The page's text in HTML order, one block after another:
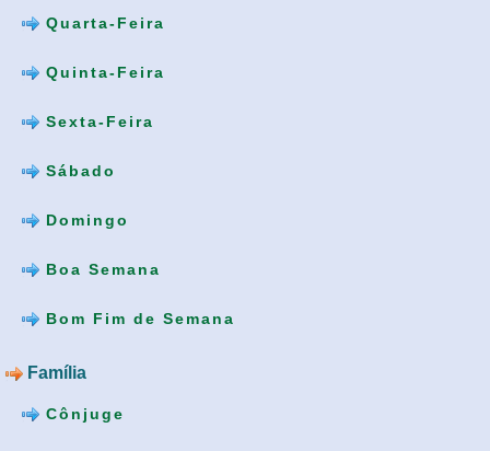
Quarta-Feira
Quinta-Feira
Sexta-Feira
Sábado
Domingo
Boa Semana
Bom Fim de Semana
Família
Cônjuge